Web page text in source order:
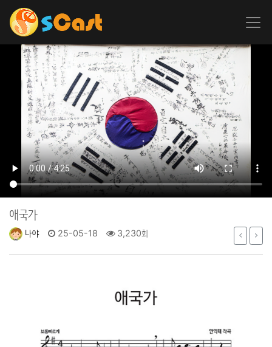
애국가
나야 25-05-18 3,230회